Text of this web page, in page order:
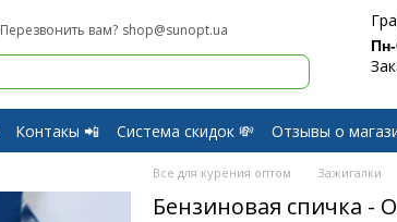
Перезвонить вам? shop@sunopt.ua
Контакы 📲 Система скидок 💸 Отзывы о
Все для курения оптом Зажигалки
Бензиновая спичка -